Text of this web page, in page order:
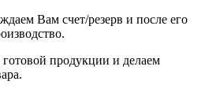
Вам счет/резерв и после его
продукции и делаем